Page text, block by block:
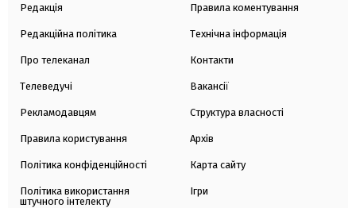
Редакція
Редакційна політика
Про телеканал
Телеведучі
Рекламодавцям
Правила користування
Політика конфіденційності
Політика використання
штучного інтелекту
Правила коментування
Технічна інформація
Контакти
Вакансії
Структура власності
Архів
Карта сайту
Ігри